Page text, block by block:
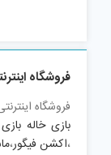
فروشگاه
فروشگاه
بازی خاله بازی
،اکشن فیگور،